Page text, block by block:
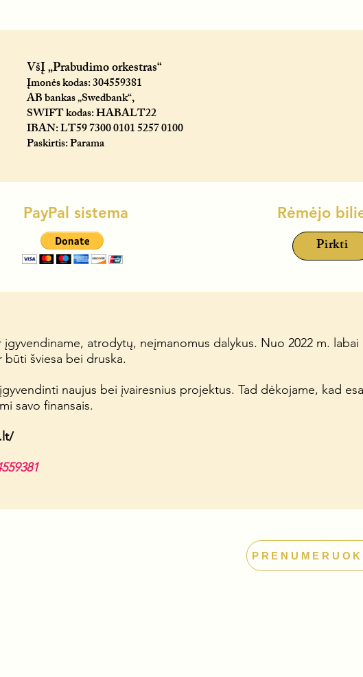
VšĮ „Prabudimo orkestras“
Įmonės kodas: 304559381
AB bankas „Swedbank“,
SWIFT kodas: HABALT22
IBAN: LT59 7300 0101 5257 0100
Paskirtis: Parama
PayPal sistema Rėmėjo
Pirkti
atrodytų, neįmanomus dalykus. Nuo 2022 m. labai
šviesa bei druska.
naujus bei įvairesnius projektus. Tad dėkojame, kad
savo finansais.
PRENUMERUOK